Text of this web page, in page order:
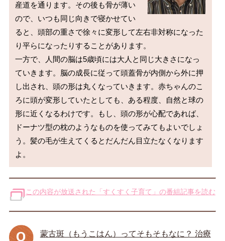
産道を通ります。その後も骨が薄い
ので、いつも同じ向きで寝かせてい
ると、頭部の重さで徐々に変形して左右非対称になった
り平らになったりすることがあります。
一方で、人間の脳は5歳頃には大人と同じ大きさになっ
ていきます。脳の成長に従って頭蓋骨が内側から外に押
し出され、頭の形は丸くなっていきます。赤ちゃんのこ
ろに頭が変形していたとしても、ある程度、自然と球の
形に近くなるわけです。もし、頭の形が心配であれば、
ドーナツ型の枕のようなものを使ってみてもよいでしょ
う。髪の毛が生えてくるとだんだん目立たなくなります
この内容が放送された「すくすく子育て」の番組記事を読む
蒙古斑（もうこはん）ってそもそもなに？ 治療